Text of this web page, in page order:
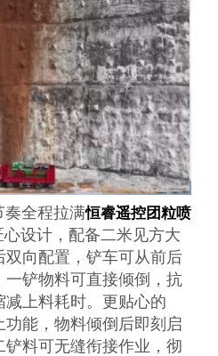
全程拉满恒睿遥控团粒喷
设计，配备二米见方大
双向配置，铲车可从前后
铲物料可直接倾倒，抗
上料耗时。更贴心的
能，物料倾倒后即刻启
料可无缝衔接作业，彻